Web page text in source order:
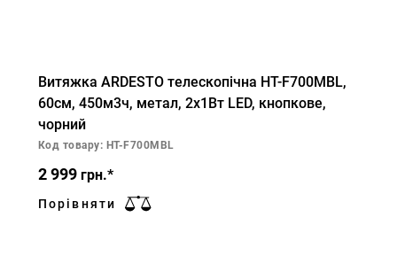
Витяжка ARDESTO телескопічна HT-F700MBL,
60см, 450м3ч, метал, 2х1Вт LED, кнопкове,
чорний
Код товару: HT-F700MBL
2 999 грн.*
Порівняти